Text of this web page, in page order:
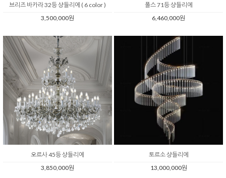
브리즈 바카라 32등 샹들리에 ( 6 color )
3,500,000원
폴스 71등 샹들리에
6,460,000원
오르사 45등 샹들리에
3,850,000원
토르소 샹들리에
13,000,000원